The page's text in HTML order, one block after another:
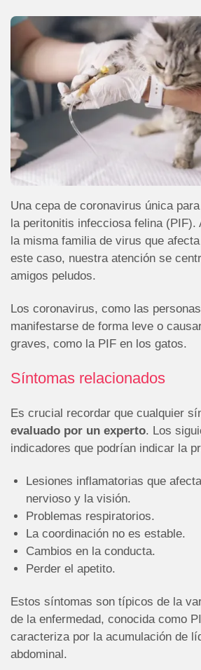
Una cepa de coronavirus única
la peritonitis infecciosa felina (PIF).
la misma familia de virus que
este caso, nuestra atención se
amigos peludos.
Los coronavirus, como las
manifestarse de forma leve o
graves, como la PIF en los gatos.
Síntomas relacionados
Es crucial recordar que cualquier
evaluado por un experto. Los
indicadores que podrían indicar la
Lesiones inflamatorias que
nervioso y la visión.
Problemas respiratorios.
La coordinación no es estable.
Cambios en la conducta.
Perder el apetito.
Estos síntomas son típicos de la
de la enfermedad, conocida como
caracteriza por la acumulación de
abdominal.